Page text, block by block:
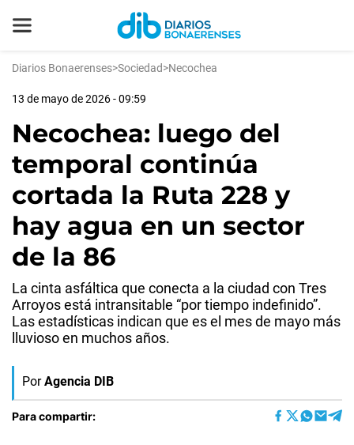
Diarios Bonaerenses>Sociedad>Necochea
13 de mayo de 2026 - 09:59
Necochea: luego del
temporal continúa
cortada la Ruta 228 y
hay agua en un sector
de la 86
La cinta asfáltica que conecta a la ciudad con Tres
Arroyos está intransitable “por tiempo indefinido”.
Las estadísticas indican que es el mes de mayo más
lluvioso en muchos años.
Por Agencia DIB
Para compartir: